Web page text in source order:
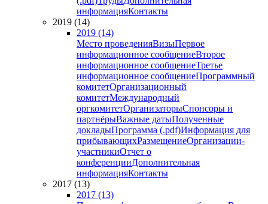
информацияКонтакты
2019 (14)
2019 (14)
Место проведенияВизыПервое
информационное сообщениеВторое
информационное сообщениеТретье
информационное сообщениеПрограммный
комитетОрганизационный
комитетМеждународный
оргкомитетОрганизаторыСпонсоры и
партнёрыВажные датыПолученные
докладыПрограмма (.pdf)Информация для
прибывающихРазмещениеОрганизации-
участникиОтчет о
конференцииДополнительная
информацияКонтакты
2017 (13)
2017 (13)